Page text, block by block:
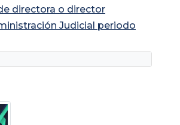
directora o director
Judicial periodo